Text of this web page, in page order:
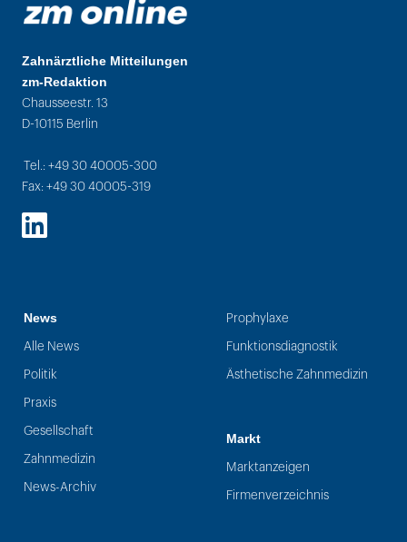
Zahnärztliche Mitteilungen
zm-Redaktion
Chausseestr. 13
D-10115 Berlin
Tel.: +49 30 40005-300
Fax: +49 30 40005-319
LinkedIn
News
Alle News
Politik
Praxis
Gesellschaft
Zahnmedizin
News-Archiv
Prophylaxe
Funktionsdiagnostik
Ästhetische Zahnmedizin
Markt
Marktanzeigen
Firmenverzeichnis